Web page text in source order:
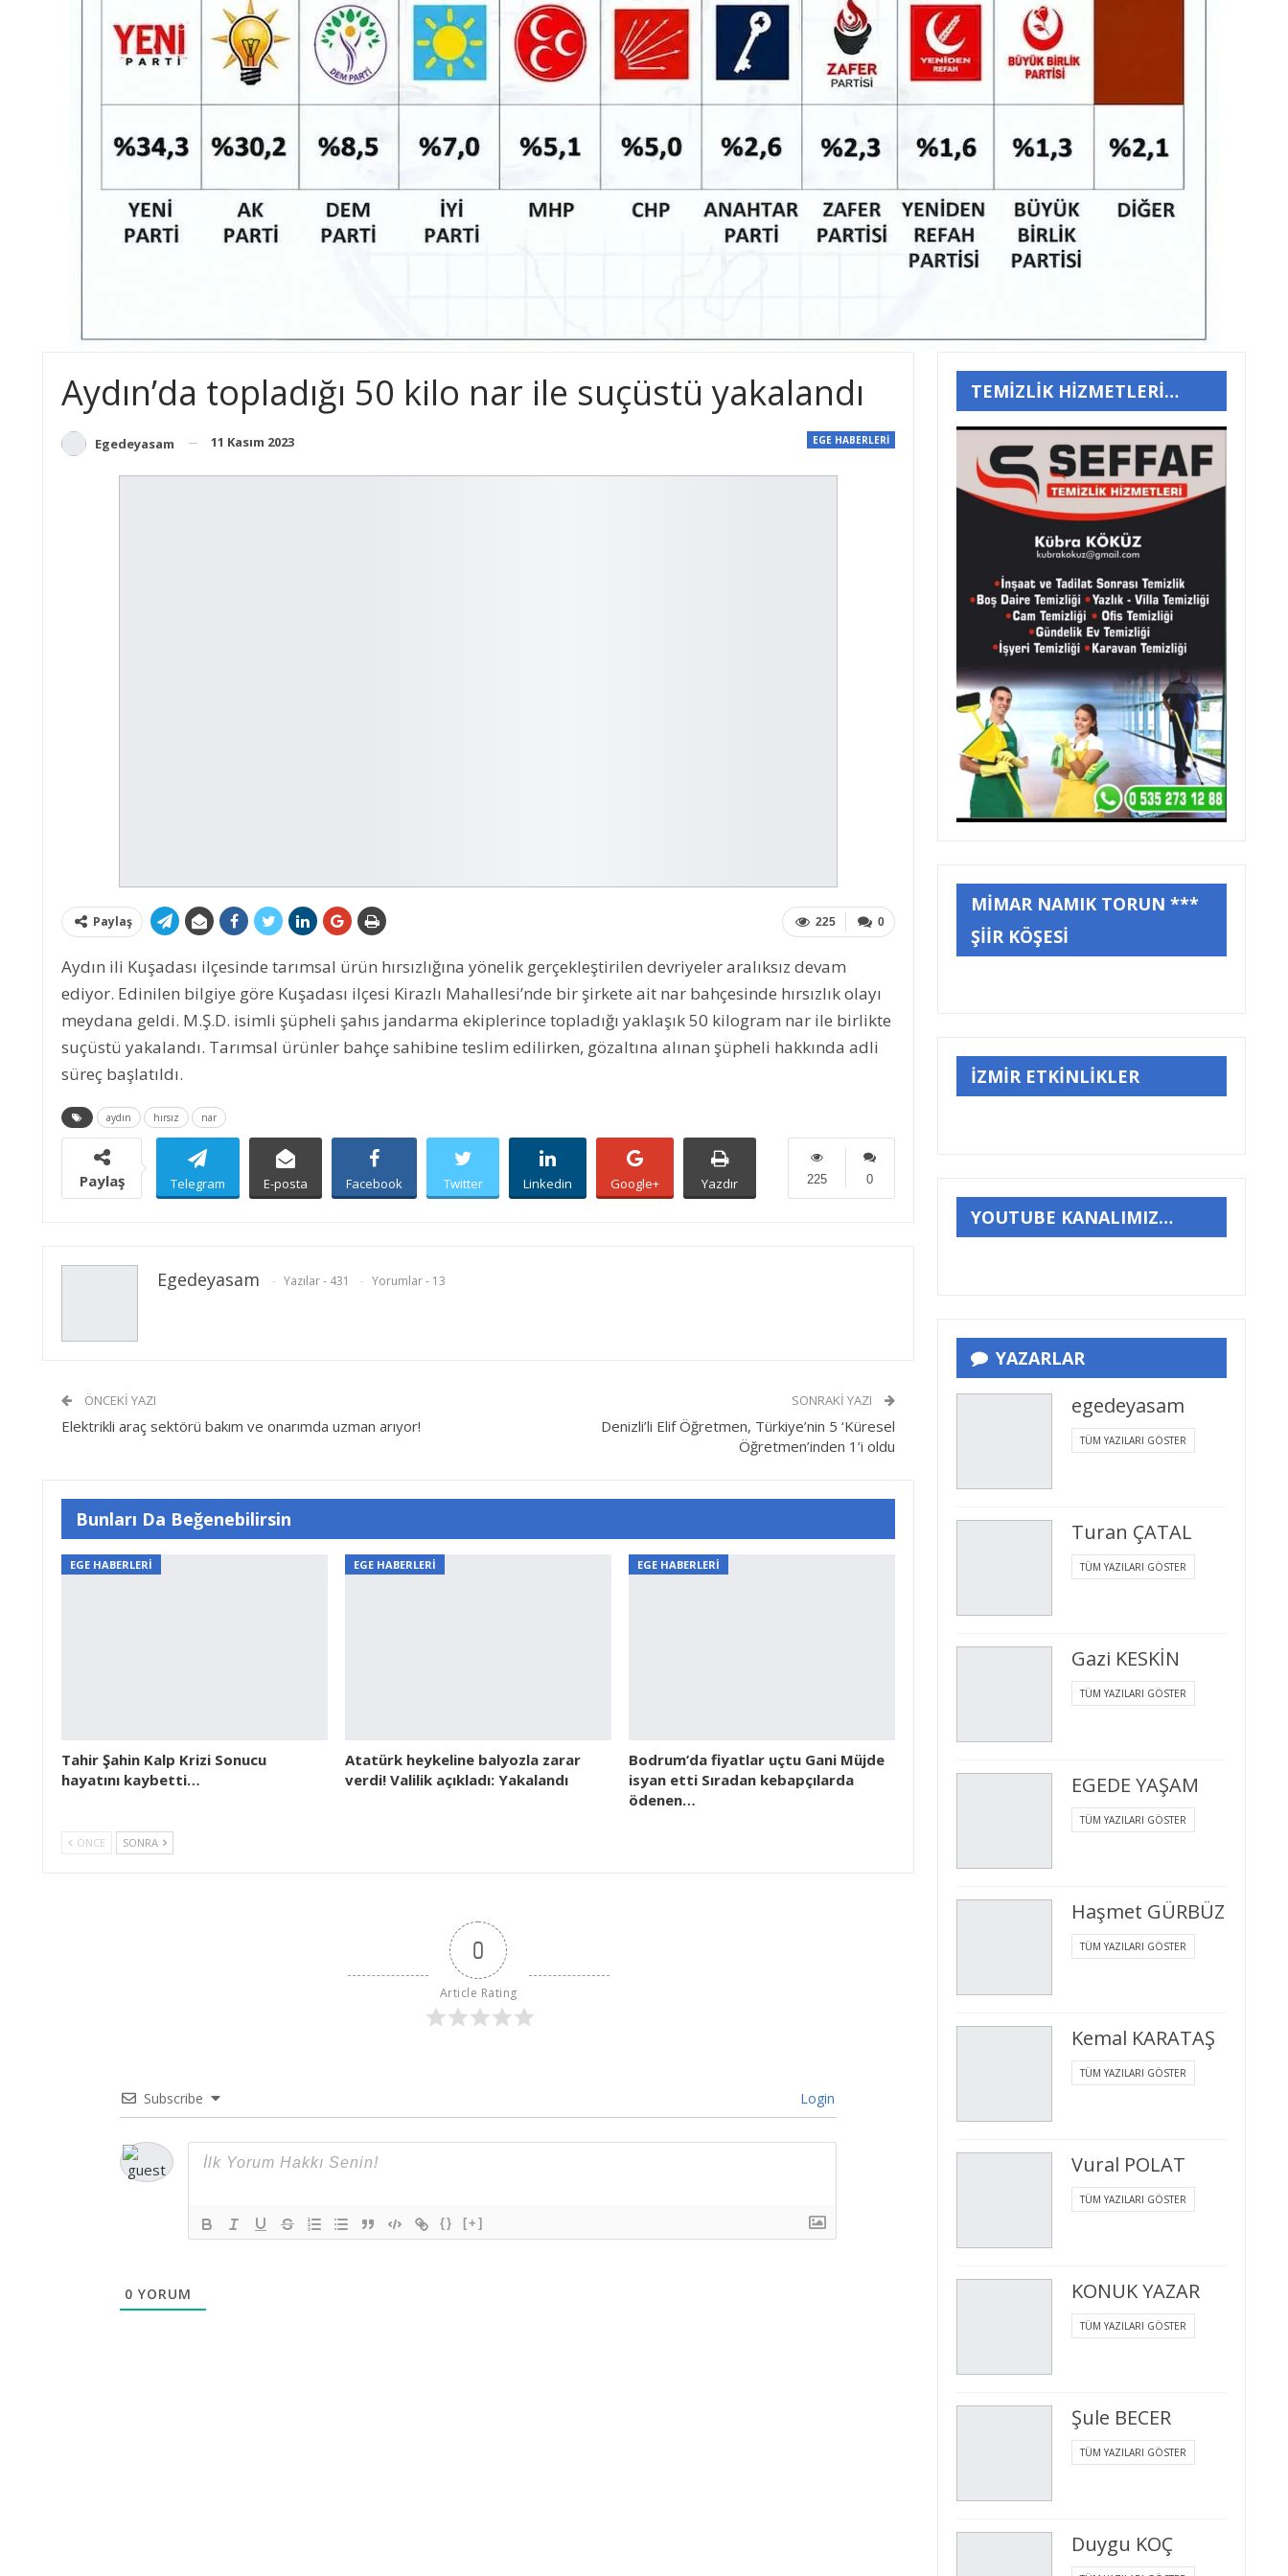
Aydın’da topladığı 50 kilo nar ile suçüstü yakalandı
EGE HABERLERİ
Egedeyasam 11 Kasım 2023
0
225
Paylaş
Aydın ili Kuşadası ilçesinde tarımsal ürün hırsızlığına yönelik gerçekleştirilen devriyeler aralıksız devam
ediyor. Edinilen bilgiye göre Kuşadası ilçesi Kirazlı Mahallesi’nde bir şirkete ait nar bahçesinde hırsızlık olayı
meydana geldi. M.Ş.D. isimli şüpheli şahıs jandarma ekiplerince topladığı yaklaşık 50 kilogram nar ile birlikte
suçüstü yakalandı. Tarımsal ürünler bahçe sahibine teslim edilirken, gözaltına alınan şüpheli hakkında adli
süreç başlatıldı.
aydın hırsız nar
0
225
Paylaş Telegram E-posta Facebook Twitter Linkedin Google+ Yazdır
Egedeyasam Yazılar - 431 Yorumlar - 13
ÖNCEKI YAZI
Elektrikli araç sektörü bakım ve onarımda uzman arıyor!
SONRAKI YAZI
Denizli’li Elif Öğretmen, Türkiye’nin 5 ‘Küresel
Öğretmen’inden 1’i oldu
Bunları Da Beğenebilirsin
EGE HABERLERİ
Tahir Şahin Kalp Krizi Sonucu
hayatını kaybetti…
EGE HABERLERİ
Atatürk heykeline balyozla zarar
verdi! Valilik açıkladı: Yakalandı
EGE HABERLERİ
Bodrum’da fiyatlar uçtu Gani Müjde
isyan etti Sıradan kebapçılarda
ödenen…
ÖNCE SONRA
0
Article Rating
Subscribe Login
{} [+]
0 YORUM
TEMİZLİK HİZMETLERİ…
MİMAR NAMIK TORUN ***
ŞİİR KÖŞESİ
İZMİR ETKİNLİKLER
YOUTUBE KANALIMIZ…
YAZARLAR
egedeyasam
TÜM YAZILARI GÖSTER
Turan ÇATAL
TÜM YAZILARI GÖSTER
Gazi KESKİN
TÜM YAZILARI GÖSTER
EGEDE YAŞAM
TÜM YAZILARI GÖSTER
Haşmet GÜRBÜZ
TÜM YAZILARI GÖSTER
Kemal KARATAŞ
TÜM YAZILARI GÖSTER
Vural POLAT
TÜM YAZILARI GÖSTER
KONUK YAZAR
TÜM YAZILARI GÖSTER
Şule BECER
TÜM YAZILARI GÖSTER
Duygu KOÇ